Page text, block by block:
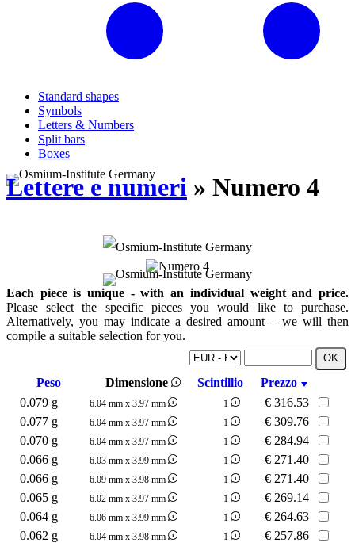
Standard shapes
Symbols
Letters & Numbers
Split bars
Boxes
Lettere e numeri » Numero 4
Each piece is unique - with an individual weight and price.
Please select the specific pieces you would like to purchase.
Alternatively, you may indicate a desired amount – we will then
compile a suitable selection for you.
Peso Dimensione Scintillio
Prezzo
0.079 g
6.04 mm x 3.97 mm 1 € 316.53
0.077 g
6.04 mm x 3.97 mm 1 € 309.76
0.070 g
6.04 mm x 3.97 mm 1 € 284.94
0.066 g
6.03 mm x 3.99 mm 1 € 271.40
0.066 g
6.09 mm x 3.98 mm 1 € 271.40
0.065 g
6.02 mm x 3.97 mm 1 € 269.14
0.064 g
6.06 mm x 3.99 mm 1 € 264.63
0.062 g
6.04 mm x 3.98 mm 1 € 257.86